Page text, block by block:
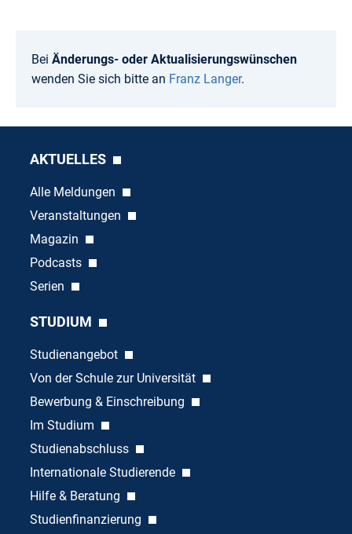
Bei Änderungs- oder Aktualisierungswünschen
wenden Sie sich bitte an Franz Langer.
AKTUELLES
Alle Meldungen
Veranstaltungen
Magazin
Podcasts
Serien
STUDIUM
Studienangebot
Von der Schule zur Universität
Bewerbung & Einschreibung
Im Studium
Studienabschluss
Internationale Studierende
Hilfe & Beratung
Studienfinanzierung